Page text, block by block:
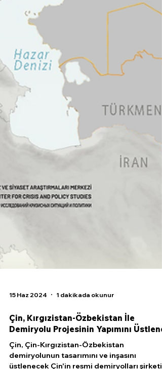
1 dakikada okunur
Çin, Kırgızistan-Özbekistan İle
Demiryolu Projesinin Yapımını
Çin, Çin-Kırgızistan-Özbekistan